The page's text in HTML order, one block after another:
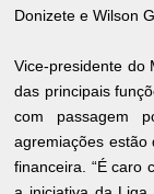
Donizete e Wilson
Vice-presidente do
das principais
com passagem
agremiações
financeira. “É caro